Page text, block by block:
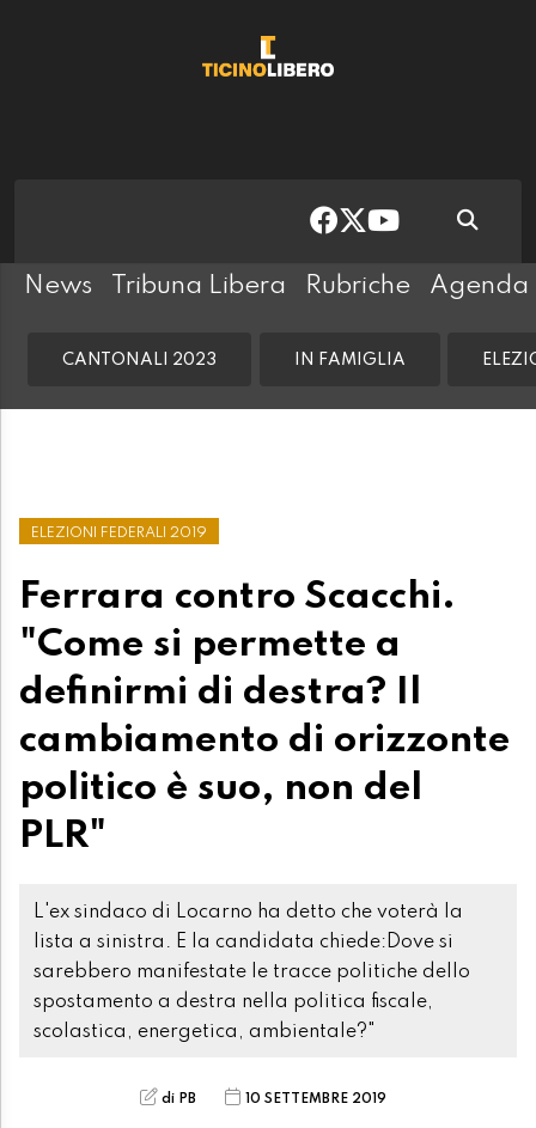
News Tribuna Libera Rubriche Agenda
CANTONALI 2023 IN FAMIGLIA
ELEZIONI FEDERALI 2019
Ferrara contro Scacchi.
"Come si permette a
definirmi di destra? Il
cambiamento di orizzonte
politico è suo, non del
PLR"
L'ex sindaco di Locarno ha detto che voterà la
lista a sinistra. E la candidata chiede:Dove si
sarebbero manifestate le tracce politiche dello
spostamento a destra nella politica fiscale,
scolastica, energetica, ambientale?"
di PB 10 SETTEMBRE 2019